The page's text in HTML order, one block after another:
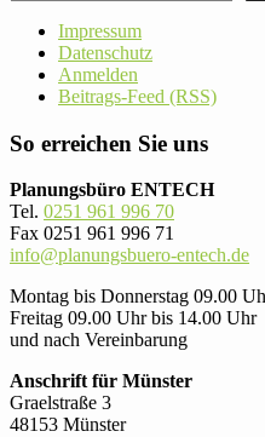
Impressum
Datenschutz
Anmelden
Beitrags-Feed (RSS)
So erreichen Sie uns
Planungsbüro ENTECH
Tel. 0251 961 996 70
Fax 0251 961 996 71
info@planungsbuero-entech.de
Montag bis Donnerstag 09.00
Freitag 09.00 Uhr bis 14.00 Uhr
und nach Vereinbarung
Anschrift für Münster
Graelstraße 3
48153 Münster